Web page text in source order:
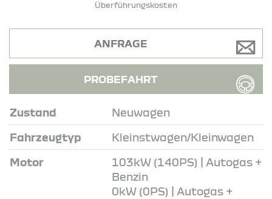
Überführungskosten
Zustand Neuwagen
Fahrzeugtyp Kleinstwagen/Kleinwagen
Motor
103kW (140PS) | Autogas +
Benzin
0kW (0PS) | Autogas +
ANFRAGE
PROBEFAHRT